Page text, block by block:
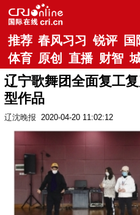
推荐 春风习习 锐评 国
体育 原创 直播 财智
辽宁歌舞团全面复工
型作品
辽沈晚报 2020-04-20 11:02:12